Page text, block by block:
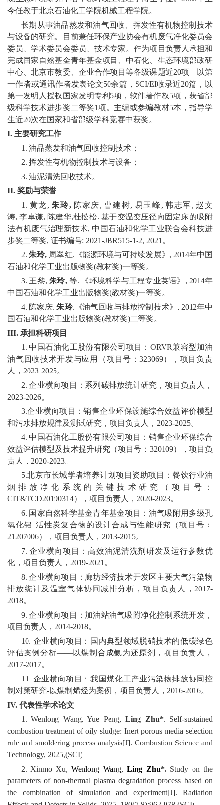
师
队
伍
学
科
科
活
合
今任教于北京石油化工学院机械工程学院。
长期从事油品蒸发和油气回收、挥发性有机物控制技术
与设备的研究。目前兼任环保产业协会有机废气净化委员会
委员、学术委员会委员、技术专家。作为项目负责人承担和
完成国家自然基金青年基金项目、中石化、生态环境部政研
中心、北京市教委、企业合作项目等各级课题近20项，以第
一作者或通讯作者发表论文50余篇，SCI/EI收录近20篇，以
第一发明人授权国家发明专利5项，软件著作权5项，获省部
级科学技术进步奖二等奖1项。主编或参编教材5本，指导学
生近20次在国家和省部级学科竞赛中获奖。
I. 主要研究工作
1. 油品蒸发和油气回收控制技术；
2. 挥发性有机物控制技术与设备；
3. 油泥清洗回收技术。
II. 奖励与荣誉
1. 黄龙,朱玲, 陈家庆, 曹建树, 易玉峰, 韩志军, 赵文
涛, 李卓谦, 陈建华,杜松松. 基于变温变压径向固定床的吸附
法有机废气治理新技术, 中国石油和化学工业联合会科技进
步奖二等奖, 证书编号: 2021-JBR515-1-2, 2021。
2.朱玲, 周翠红.《能源环境与可持续发展》, 2014年中国
石油和化学工业出版物奖(教材奖)一等奖。
3. 王黎, 朱玲, 等. 《环境科学与工程专业英语》, 2014年
中国石油和化学工业出版物奖(教材奖)一等奖。
4. 陈家庆,朱玲.《油气回收与排放控制技术》, 2012年中
国石油和化学工业出版物奖(教材奖)二等奖。
III. 承担科研项目
1. 中国石油化工股份有限公司项目：ORVR兼容型加油
油气回收技术开发与应用（项目号：323069），项目负责
人，2023-2025。
2. 企业横向项目：系列碳排放统计研究，项目负责人，
2023-2026。
3.企业横向项目：销售企业环保设施综合效益评价模型
和污水排放规律及测试研究，项目负责人，2023-2025。
4. 中国石油化工股份有限公司项目：销售企业环保综合
效益评估模型及技术提升研究（项目号：320109），项目负
责人，2020-2023。
5.北京市长城学者培养计划项目资助项目：餐饮行业油
烟排放净化系统的关键技术研究（项目号：
CIT&TCD20190314），项目负责人，2020-2023。
6. 国家自然科学基金青年基金项目：油气吸附用多级孔
氧化铝-活性炭复合物的设计合成与性能研究（项目号：
21207006），项目负责人，2013-2015。
7. 企业横向项目：高效油泥清洗剂研发及运行参数优
化，项目负责人，2019-2021。
8. 企业横向项目：廊坊经济技术开发区主要大气污染物
排放统计及温室气体协同减排分析，项目负责人，2017-
2018。
9. 企业横向项目：加油站油气吸附净化控制系统开发，
项目负责人，2014-2018。
10. 企业横向项目：国内典型领域脱硝技术的低碳绿色
评估案例分析——以煤制合成氨为还原剂，项目负责人，
2017-2017。
11. 企业横向项目：我国煤化工产业污染物排放协同控
制对策研究-以煤制烯烃为案例，项目负责人，2016-2016。
IV. 代表性学术论文
1.Wenlong Wang, Yue Peng,Ling Zhu*. Self-sustained
combustion treatment of oily sludge: Inert porous media selection
rule and smoldering process analysis[J]. Combustion Science and
Technology, 2025,(SCI)
2. Xinmo Xu,Wenlong Wang,Ling Zhu*.Study on the
parameters of non-thermal plasma degradation process based on
the combination of simulation and experiment[J]. Radiation